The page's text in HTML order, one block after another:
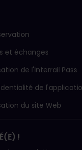
et échanges
de l'Interrail Pass
de
du site Web
!